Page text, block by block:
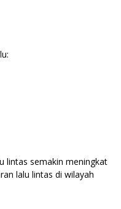
lintas semakin meningkat
lalu lintas di wilayah